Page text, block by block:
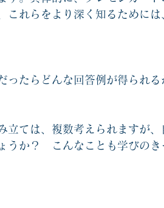
これらをより深く知るために
ったらどんな回答例が得られる
立ては、複数考えられますが
うか？　こんなことも学びの